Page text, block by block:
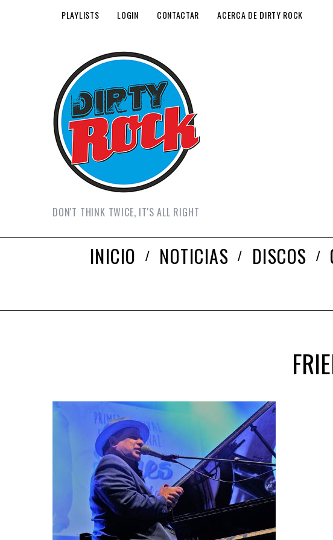
PLAYLISTS LOGIN CONTACTAR ACERCA DE DIRTY ROCK
DON'T THINK TWICE, IT'S ALL RIGHT
INICIO NOTICIAS DISCOS